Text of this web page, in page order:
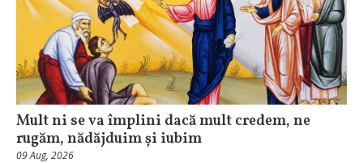
Mult ni se va împlini dacă mult credem, ne
rugăm, nădăjduim și iubim
09 Aug, 2026